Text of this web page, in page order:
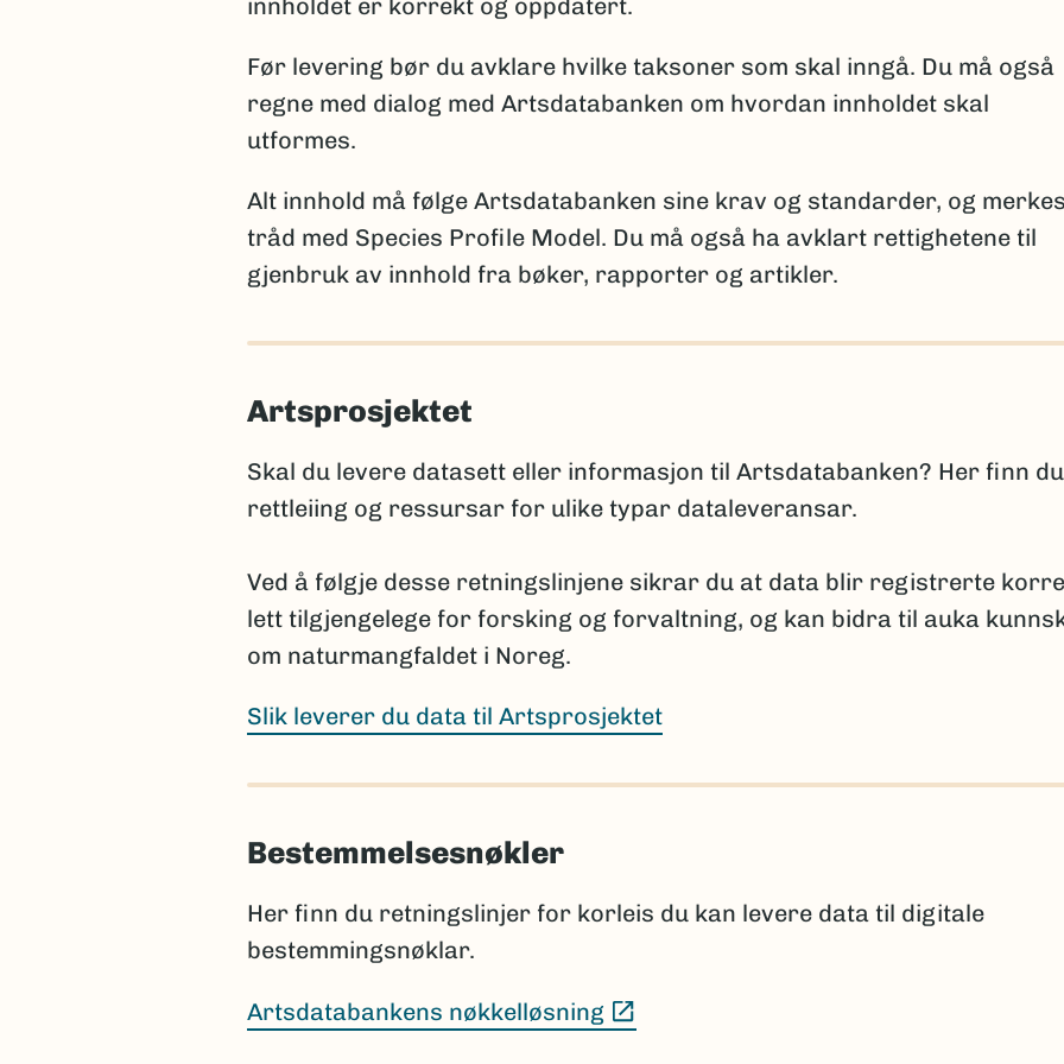
Merk:Kun én av disse opplysningene per takson skal brukes for å sikre entydig
statistikk. Et kommentarfelt kan brukes ved behov for ytterligere forklaringer.
Rapportering av arter nye for vitenskapen
litteraturreferanse der arten først ble beskrevet. Det er viktig å følge
International Code of Nomenclature for Algae, Fungi and Plants
International Code of Zoological Nomenclature
(Ekstern lenke)
Hvis navnet ennå ikke er publisert, oppgis arten med slektsnavn + “sp. nov.”. Det
publiseres i henhold til regelverket.
Prosjektet har ansvar for å informere Artsdatabanken når nye vitenskapelige
publiseres, selv om dette skjer lenge etter prosjektets slutt.
Sammenligning mot Artsdatabankens navneregister
Nortaxa gjennom listesøket.
Dette hjelper med å:
identifisere ny informasjon som bør vurderes for innlegging i
sikre at artsnavnene er konsistente med registrert informasjon.
innholdet er korrekt og oppdatert.
Før levering bør du avklare hvilke taksoner som skal inngå. Du må også
regne med dialog med Artsdatabanken om hvordan innholdet skal
utformes.
Alt innhold må følge Artsdatabanken sine krav og standarder, og
tråd med Species Profile Model. Du må også ha avklart rettighetene til
gjenbruk av innhold fra bøker, rapporter og artikler.
Artsprosjektet
Skal du levere datasett eller informasjon til Artsdatabanken? Her finn du
rettleiing og ressursar for ulike typar dataleveransar.
Ved å følgje desse retningslinjene sikrar du at data blir registrerte
lett tilgjengelege for forsking og forvaltning, og kan bidra til auka
om naturmangfaldet i Noreg.
Slik leverer du data til Artsprosjektet
Bestemmelsesnøkler
Her finn du retningslinjer for korleis du kan levere data til digitale
bestemmingsnøklar.
Artsdatabankens nøkkelløsning